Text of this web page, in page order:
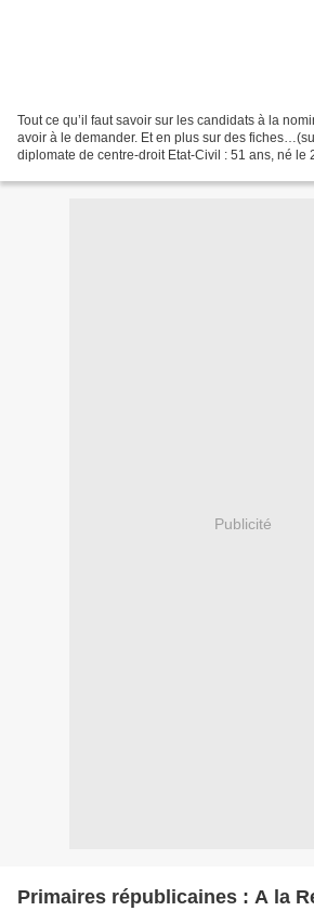
Tout ce qu’il faut savoir sur les candidats à la
avoir à le demander. Et en plus sur des
diplomate de centre-droit Etat-Civil : 51 ans, né le
Publicité
Primaires républicaines : A la